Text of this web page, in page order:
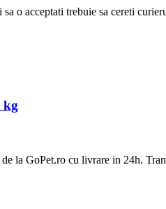
o acceptati trebuie sa cereti
kg
la GoPet.ro cu livrare in 24h.